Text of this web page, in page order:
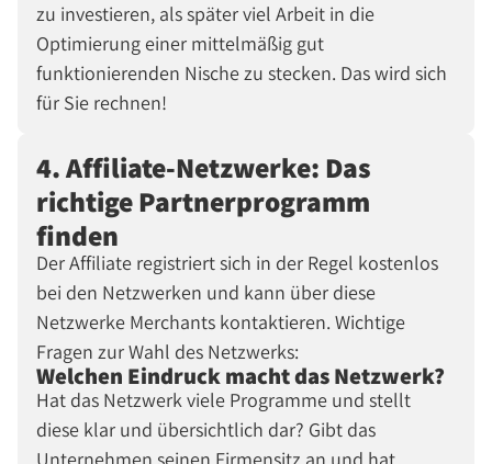
zu investieren, als später viel Arbeit in die
Optimierung einer mittelmäßig gut
funktionierenden Nische zu stecken. Das wird sich
für Sie rechnen!
4. Affiliate-Netzwerke: Das
richtige Partnerprogramm
finden
Der Affiliate registriert sich in der Regel kostenlos
bei den Netzwerken und kann über diese
Netzwerke Merchants kontaktieren. Wichtige
Fragen zur Wahl des Netzwerks:
Welchen Eindruck macht das Netzwerk?
Hat das Netzwerk viele Programme und stellt
diese klar und übersichtlich dar? Gibt das
Unternehmen seinen Firmensitz an und hat